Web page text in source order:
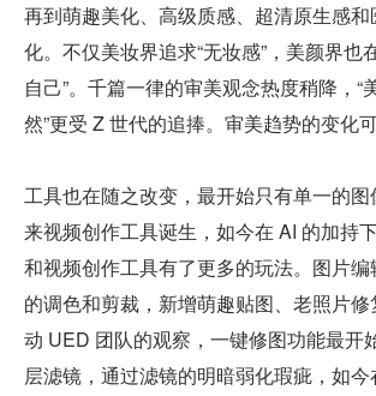
再到萌趣美化、高级质感、超清原生感
化。不仅美妆界追求“无妆感”，美颜界也
自己”。千篇一律的审美观念热度稍降，“
然”更受 Z 世代的追捧。审美趋势的变化可
工具也在随之改变，最开始只有单一的
来视频创作工具诞生，如今在 AI 的加持
和视频创作工具有了更多的玩法。图片
的调色和剪裁，新增萌趣贴图、老照片
动 UED 团队的观察，一键修图功能最开
层滤镜，通过滤镜的明暗弱化瑕疵，如